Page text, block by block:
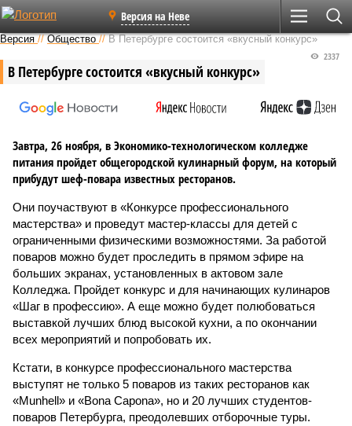
Версия на Неве
Версия //Общество //В Петербурге состоится «вкусный конкурс»
В Петербурге состоится «вкусный конкурс»
2337
Завтра, 26 ноября, в Экономико-технологическом колледже
питания пройдет общегородской кулинарный форум, на который
прибудут шеф-повара известных ресторанов.
Они поучаствуют в «Конкурсе профессионального
мастерства» и проведут мастер-классы для детей с
ограниченными физическими возможностями. За работой
поваров можно будет проследить в прямом эфире на
больших экранах, установленных в актовом зале
Колледжа. Пройдет конкурс и для начинающих кулинаров
«Шаг в профессию». А еще можно будет полюбоваться
выставкой лучших блюд высокой кухни, а по окончании
всех мероприятий и попробовать их.
Кстати, в конкурсе профессионального мастерства
выступят не только 5 поваров из таких ресторанов как
«Munhell» и «Bona Capona», но и 20 лучших студентов-
поваров Петербурга, преодолевших отборочные туры.